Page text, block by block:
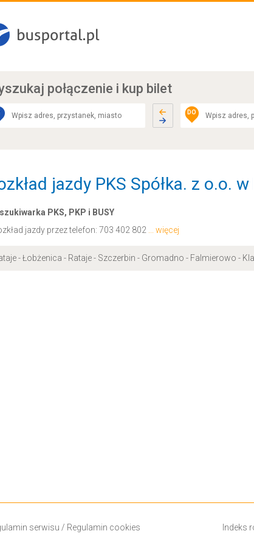
połączenie i kup bilet
DO
jazdy PKS Spółka. z o.o.
PKS, PKP i BUSY
jazdy przez telefon: 703 402 802 ... więcej
- Łobżenica - Rataje - Szczerbin - Gromadno - Falmierowo -
serwisu / Regulamin cookies Indeks